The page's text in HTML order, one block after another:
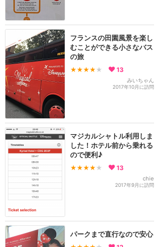
フランスの田園風景を楽し
むことができる小さなバス
の旅
★★★★ ★ 13
みいちゃん
2017年10月に訪問
マジカルシャトル利用しま
した！ホテル前から乗れる
ので便利♪
★★★★ ★ 13
chie
2017年9月に訪問
パークまで直行なので安心